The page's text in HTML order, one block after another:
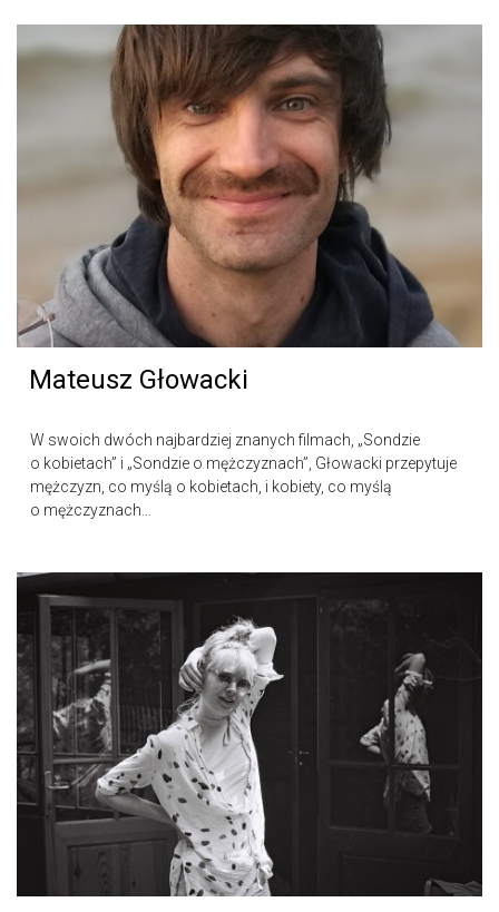
Mateusz Głowacki
W swoich dwóch najbardziej znanych filmach, „Sondzie
o kobietach” i „Sondzie o mężczyznach”, Głowacki przepytuje
mężczyzn, co myślą o kobietach, i kobiety, co myślą
o mężczyznach…